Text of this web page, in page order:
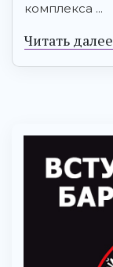
комплекса ...
Читать далее